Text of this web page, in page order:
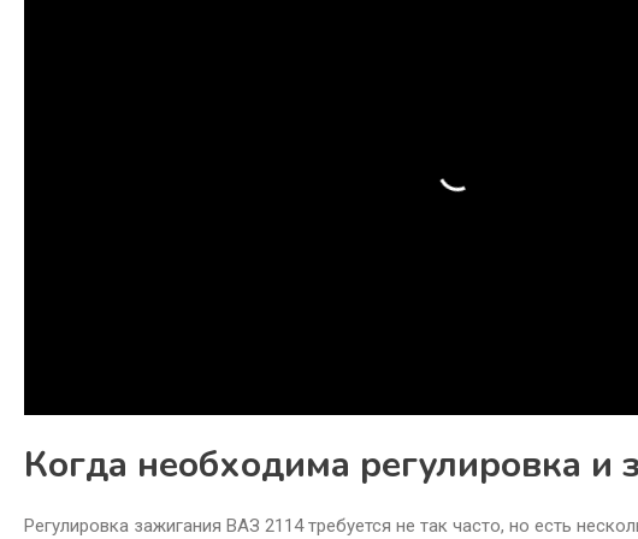
Когда необходима регулировка и
Регулировка зажигания ВАЗ 2114 требуется не так часто, но есть